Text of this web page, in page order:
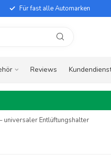
Für fast alle Automarken
Reviews
universaler Entlüftungshalter